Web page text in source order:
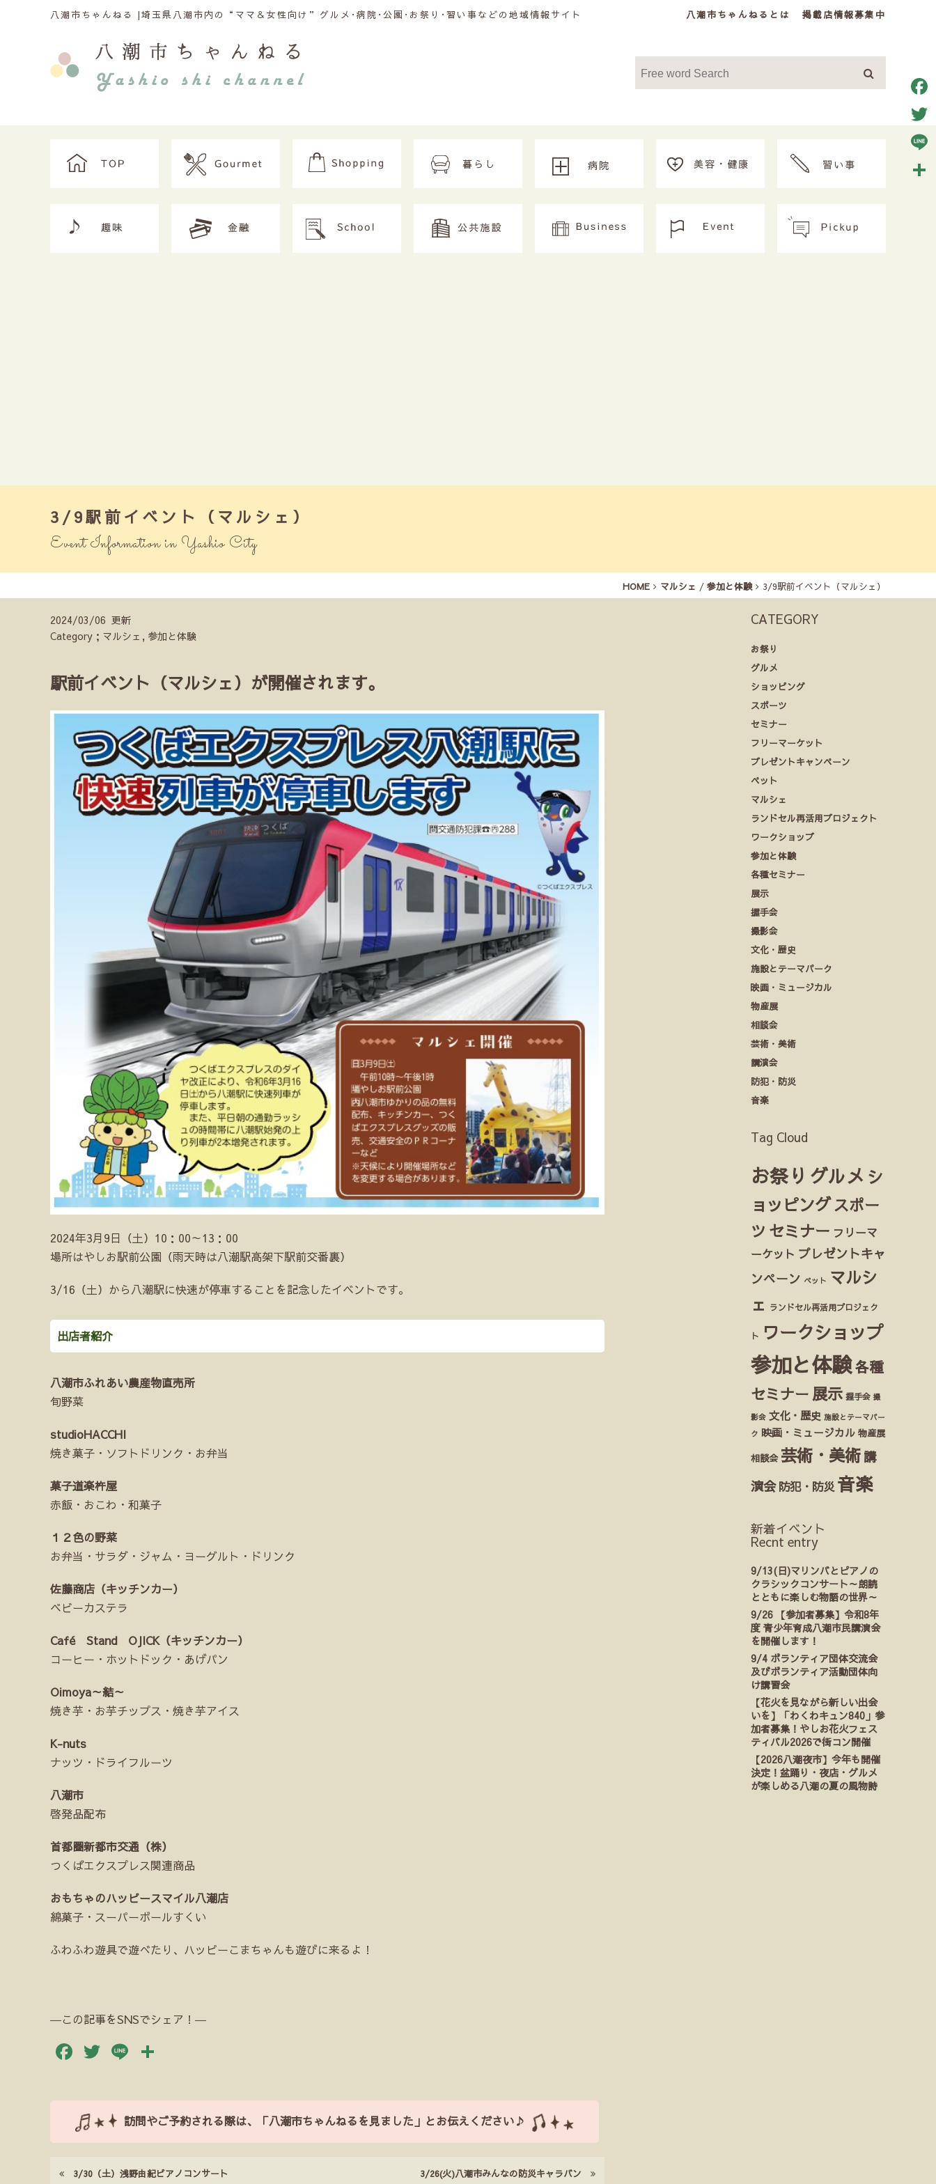
八潮市ちゃんねるとは 掲載店情報募集中
八潮市ちゃんねる |埼玉県八潮市内の“ママ＆女性向け”グルメ･病院･公園･お祭り･習い事などの地域情報サイト
3/9駅前イベント（マルシェ）
Event Information in Yashio City
HOME マルシェ / 参加と体験 3/9駅前イベント（マルシェ）
2024/03/06 更新
Category；マルシェ, 参加と体験
駅前イベント（マルシェ）が開催されます。
2024年3月9日（土）10：00～13：00
場所はやしお駅前公園（雨天時は八潮駅高架下駅前交番裏）
3/16（土）から八潮駅に快速が停車することを記念したイベントです。
出店者紹介
八潮市ふれあい農産物直売所
旬野菜
studioHACCHI
焼き菓子・ソフトドリンク・お弁当
菓子道楽杵屋
赤飯・おこわ・和菓子
１２色の野菜
お弁当・サラダ・ジャム・ヨーグルト・ドリンク
佐藤商店（キッチンカー）
ベビーカステラ
Café Stand OJICK（キッチンカー）
コーヒー・ホットドック・あげパン
Oimoya～結～
焼き芋・お芋チップス・焼き芋アイス
K-nuts
ナッツ・ドライフルーツ
八潮市
啓発品配布
首都圏新都市交通（株）
つくばエクスプレス関連商品
おもちゃのハッピースマイル八潮店
綿菓子・スーパーボールすくい
ふわふわ遊具で遊べたり、ハッピーこまちゃんも遊びに来るよ！
―この記事をSNSでシェア！―
Facebook
Twitter
Line
訪問やご予約される際は、「八潮市ちゃんねるを見ました」とお伝えください♪
3/30（土）浅野由紀ピアノコンサート 3/26(火)八潮市みんなの防災キャラバン
CATEGORY
お祭り
グルメ
ショッピング
スポーツ
セミナー
フリーマーケット
プレゼントキャンペーン
ペット
マルシェ
ランドセル再活用プロジェクト
ワークショップ
参加と体験
各種セミナー
展示
握手会
撮影会
文化・歴史
施設とテーマパーク
映画・ミュージカル
物産展
相談会
芸術・美術
講演会
防犯・防災
音楽
Tag Cloud
お祭り グルメ シ
ョッピングスポー
ツ セミナー フリーマ
ーケット プレゼントキャ
ンペーン ペット マルシ
ェ ランドセル再活用プロジェク
ト ワークショップ
参加と体験各種
セミナー展示 握手会 撮
影会 文化・歴史 施設とテーマパー
ク 映画・ミュージカル 物産展
相談会 芸術・美術 講
演会 防犯・防災 音楽
新着イベント
Recnt entry
9/13(日)マリンバとピアノの
クラシックコンサート～朗読
とともに楽しむ物語の世界～
9/26 【参加者募集】令和8年
度 青少年育成八潮市民講演会
を開催します！
9/4 ボランティア団体交流会
及びボランティア活動団体向
け講習会
【花火を見ながら新しい出会
いを】「わくわキュン840」参
加者募集！やしお花火フェス
ティバル2026で街コン開催
【2026八潮夜市】今年も開催
決定！盆踊り・夜店・グルメ
が楽しめる八潮の夏の風物詩
Line